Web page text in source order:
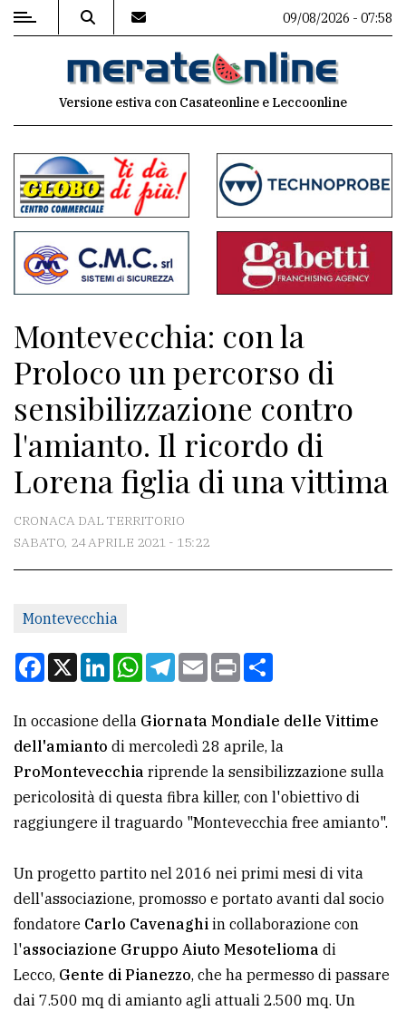
MENU
commenti
Contenuti
del
sito
Associazioni
Meteo
CONTATTI
La
Scrivici
pubblicità
CERCA
avanzata
LE
ALTRE
09/08/2026 - 07:58
Versione estiva con Casateonline e Leccoonline
Montevecchia: con la
Proloco un percorso di
sensibilizzazione contro
l'amianto. Il ricordo di
Lorena figlia di una vittima
CRONACA DAL TERRITORIO
SABATO, 24 APRILE 2021 - 15:22
Montevecchia
Facebook
X LinkedInWhatsApp
Telegram
EmailPrint
In occasione della Giornata Mondiale delle Vittime
dell'amianto di mercoledì 28 aprile, la
ProMontevecchia riprende la sensibilizzazione sulla
pericolosità di questa fibra killer, con l'obiettivo di
raggiungere il traguardo "Montevecchia free amianto".
Un progetto partito nel 2016 nei primi mesi di vita
dell'associazione, promosso e portato avanti dal socio
fondatore Carlo Cavenaghi in collaborazione con
l'associazione Gruppo Aiuto Mesotelioma di
Lecco, Gente di Pianezzo, che ha permesso di passare
dai 7.500 mq di amianto agli attuali 2.500 mq. Un